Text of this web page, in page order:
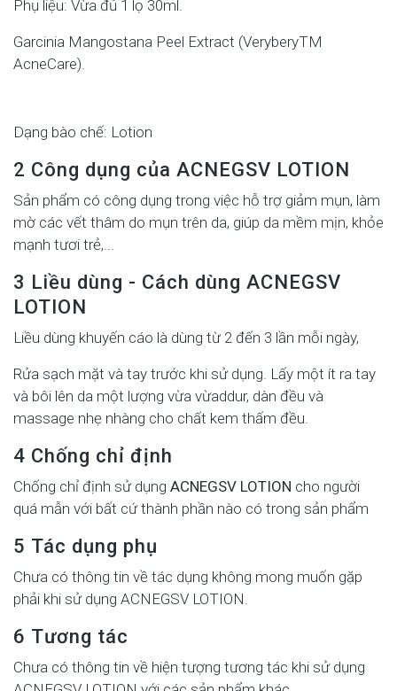
Phụ liệu: Vừa đủ 1 lọ 30ml.
Garcinia Mangostana Peel Extract (VeryberyTM
AcneCare).
Dạng bào chế: Lotion
2 Công dụng của ACNEGSV LOTION
Sản phẩm có công dụng trong việc hỗ trợ giảm mụn, làm
mờ các vết thâm do mụn trên da, giúp da mềm mịn, khỏe
mạnh tươi trẻ,...
3 Liều dùng - Cách dùng ACNEGSV
LOTION
Liều dùng khuyến cáo là dùng từ 2 đến 3 lần mỗi ngày,
Rửa sạch mặt và tay trước khi sử dụng. Lấy một ít ra tay
và bôi lên da một lượng vừa vừaddur, dàn đều và
massage nhẹ nhàng cho chất kem thấm đều.
4 Chống chỉ định
Chống chỉ định sử dụng ACNEGSV LOTION cho người
quá mẫn với bất cứ thành phần nào có trong sản phẩm
5 Tác dụng phụ
Chưa có thông tin về tác dụng không mong muốn gặp
phải khi sử dụng ACNEGSV LOTION.
6 Tương tác
Chưa có thông tin về hiện tượng tương tác khi sử dụng